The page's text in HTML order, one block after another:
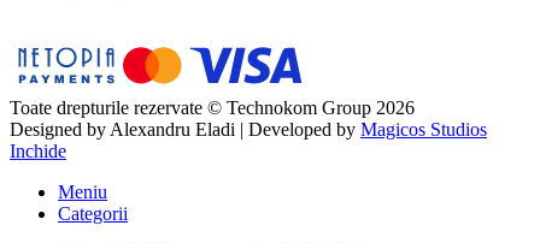
Toate drepturile rezervate © Technokom Group 2026
Designed by Alexandru Eladi | Developed by Magicos Studios
Inchide
Meniu
Categorii